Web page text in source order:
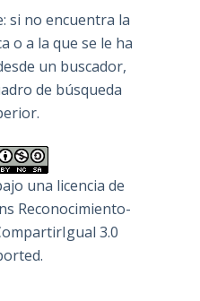
si no encuentra la
o a la que se le ha
un buscador,
de búsqueda
una licencia de
Reconocimiento-
3.0
.